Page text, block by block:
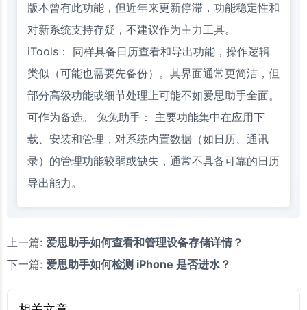
版本曾有此功能，但近年来更新停滞，功能稳定性和
对新系统支持存疑，不建议作为主力工具。
iTools： 同样具备日历查看和导出功能，操作逻辑
类似（可能也需要先备份）。其界面通常更简洁，但
部分高级功能或细节处理上可能不如爱思助手全面。
可作为备选。 兔兔助手： 主要功能集中在应用下
载、安装和管理，对系统内置数据（如日历、通讯
录）的管理功能较弱或缺失，通常不具备可靠的日历
导出能力。
上一篇: 爱思助手如何查看和管理设备存储详情？
下一篇: 爱思助手如何检测 iPhone 是否进水？